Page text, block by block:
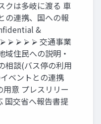
クは多岐に渡る 車
の連携、国への報
&
⮚ ⮚ ⮚ ⮚ 交通事業
域住民への説明・
相談(バス停の利用
ベントとの連携
意 プレスリリー
国交省へ報告書提